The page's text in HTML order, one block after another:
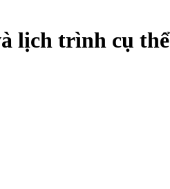
lịch trình cụ thể